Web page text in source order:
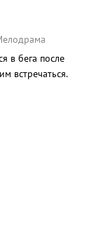
в бега после
встречаться.